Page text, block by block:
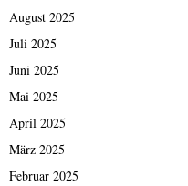
August 2025
Juli 2025
Juni 2025
Mai 2025
April 2025
März 2025
Februar 2025